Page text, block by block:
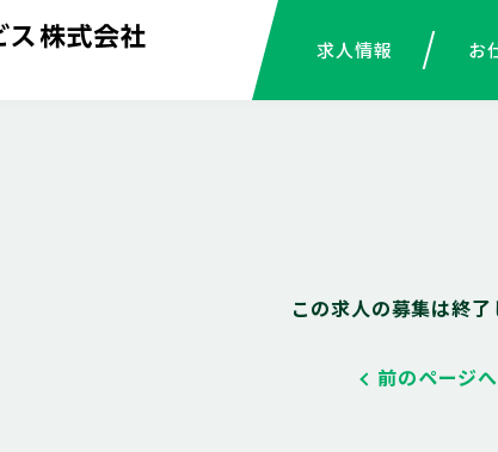
求人情報 お
この求人の募集は終了
前のページ